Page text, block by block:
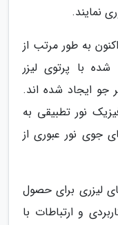
نمایند.
به طور مرتب از
با پرتوی لیزر
جو ایجاد شده اند.
نور تطبیقی به
جوی نور عبوری از
لیزری برای حصول
و ارتباطات با